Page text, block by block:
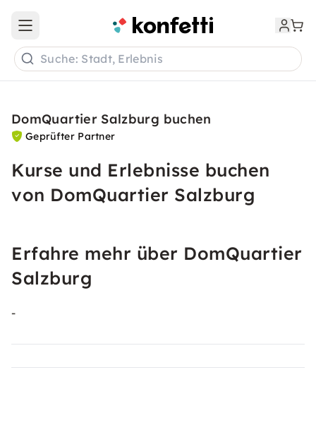
Open main menu
Suche: Stadt, Erlebnis
DomQuartier Salzburg buchen
Geprüfter Partner
Kurse und Erlebnisse buchen
von DomQuartier Salzburg
Erfahre mehr über DomQuartier
Salzburg
-